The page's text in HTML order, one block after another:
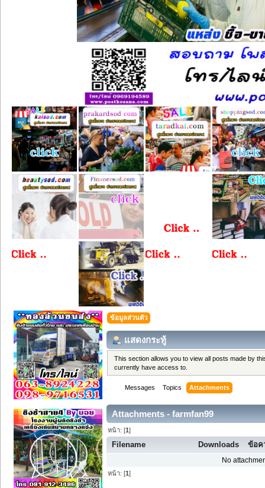
ข้อมูลส่วนตัว
แสดงกระทู้
This section allows you to view all posts made by
currently have access to.
Messages Topics Attachments
Attachments - farmfan99
หน้า: [1]
Filename Downloads ข้อค
No
หน้า: [1]